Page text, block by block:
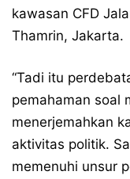
kawasan CFD
Thamrin, Jakarta.
“Tadi itu
pemahaman soal
menerjemahkan
aktivitas politik.
memenuhi unsur